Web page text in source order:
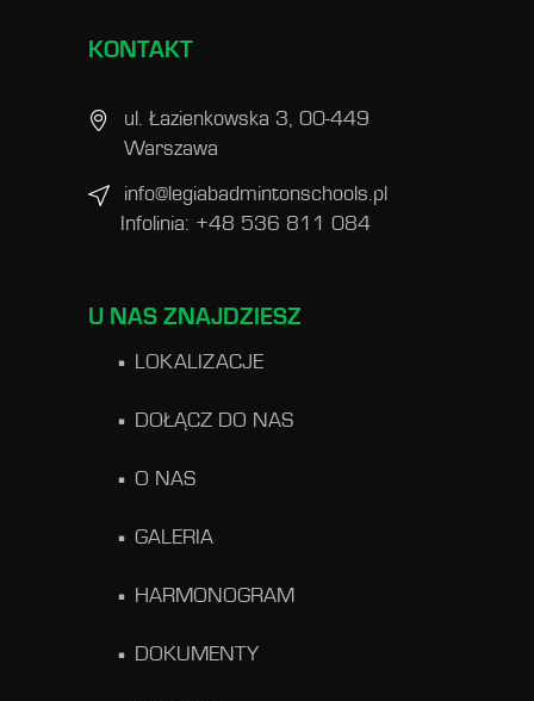
KONTAKT
ul. Łazienkowska 3, 00-449
Warszawa
info@legiabadmintonschools.pl
Infolinia: +48 536 811 084
U NAS ZNAJDZIESZ
LOKALIZACJE
DOŁĄCZ DO NAS
O NAS
GALERIA
HARMONOGRAM
DOKUMENTY